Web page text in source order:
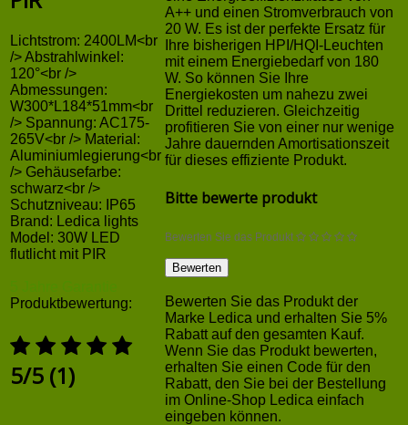
Lichtstrom: 2400LM<br
/> Abstrahlwinkel:
120°<br />
Abmessungen:
W300*L184*51mm<br
/> Spannung: AC175-
265V<br /> Material:
Aluminiumlegierung<br
/> Gehäusefarbe:
schwarz<br />
Schutzniveau: IP65
Brand: Ledica lights
Model: 30W LED
flutlicht mit PIR
Produktbewertung:
5/5 (1)
A++ und einen Stromverbrauch von
20 W. Es ist der perfekte Ersatz für
Ihre bisherigen HPI/HQI-Leuchten
mit einem Energiebedarf von 180
W. So können Sie Ihre
Energiekosten um nahezu zwei
Drittel reduzieren. Gleichzeitig
profitieren Sie von einer nur wenige
Jahre dauernden Amortisationszeit
für dieses effiziente Produkt.
Bitte bewerte produkt
Bewerten Sie das Produkt
Bewerten Sie das Produkt der
Marke Ledica und erhalten Sie 5%
Rabatt auf den gesamten Kauf.
Wenn Sie das Produkt bewerten,
erhalten Sie einen Code für den
Rabatt, den Sie bei der Bestellung
im Online-Shop Ledica einfach
eingeben können.